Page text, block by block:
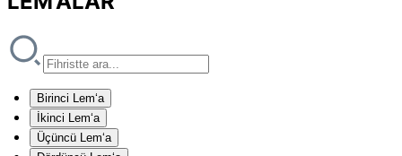
Birinci Lem‘a
İkinci Lem‘a
Üçüncü Lem‘a